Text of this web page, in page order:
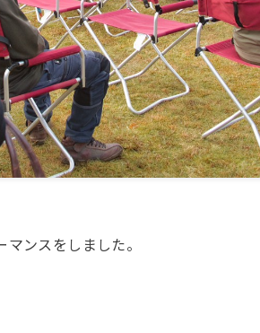
ンスをしました。